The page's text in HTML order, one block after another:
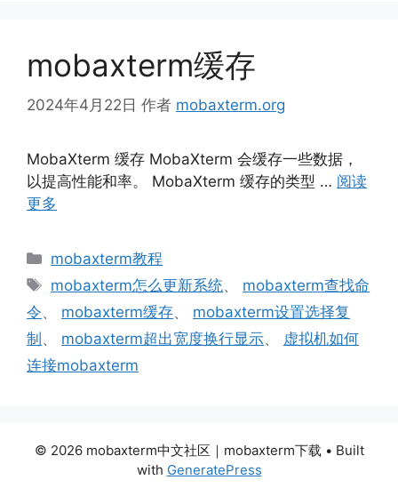
mobaxterm缓存
2024年4月22日 作者 mobaxterm.org
MobaXterm 缓存 MobaXterm 会缓存一些数据，
以提高性能和率。 MobaXterm 缓存的类型 … 阅读
更多
分
mobaxterm教程
标
mobaxterm怎么更新系统、 mobaxterm查找命
令、 mobaxterm缓存、 mobaxterm设置选择复
制、 mobaxterm超出宽度换行显示、 虚拟机如何
连接mobaxterm
© 2026 mobaxterm中文社区｜mobaxterm下载 • Built
with GeneratePress